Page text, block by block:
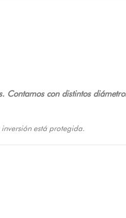
Contamos con distintos
está protegida.